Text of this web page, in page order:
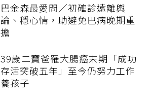
巴金森最愛問／初確診遠離輿
論、穩心情，助避免巴病晚期重
擔
39歲二寶爸罹大腸癌末期「成功
存活突破五年」至今仍努力工作
養孩子